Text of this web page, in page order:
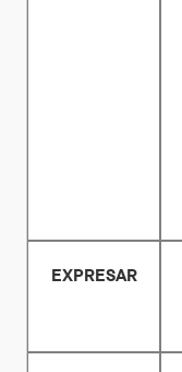
EXPRESAR